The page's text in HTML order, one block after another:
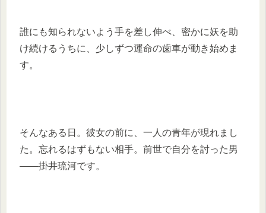
誰にも知られないよう手を差し伸べ、密かに妖を助
け続けるうちに、少しずつ運命の歯車が動き始めま
す。
そんなある日。彼女の前に、一人の青年が現れまし
た。忘れるはずもない相手。前世で自分を討った男
――掛井琉河です。